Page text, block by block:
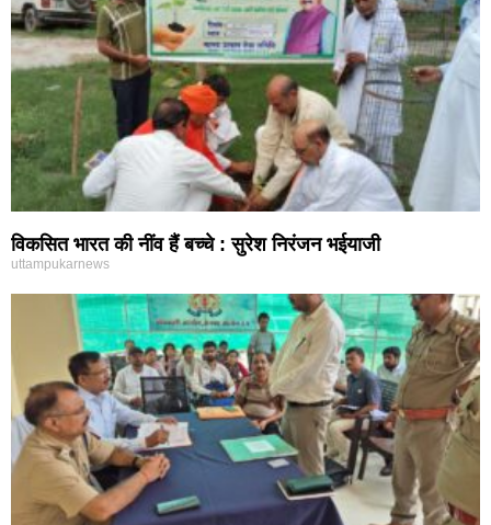
विकसित भारत की नींव हैं बच्चे : सुरेश निरंजन भईयाजी
uttampukarnews